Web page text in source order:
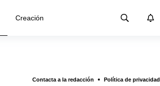
Creación
Contacta a la redacción
Política de privacidad